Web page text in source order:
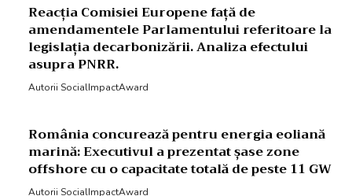
Reacția Comisiei Europene față de
amendamentele Parlamentului referitoare la
legislația decarbonizării. Analiza efectului
asupra PNRR.
Autorii SocialImpactAward
România concurează pentru energia eoliană
marină: Executivul a prezentat șase zone
offshore cu o capacitate totală de peste 11 GW
Autorii SocialImpactAward